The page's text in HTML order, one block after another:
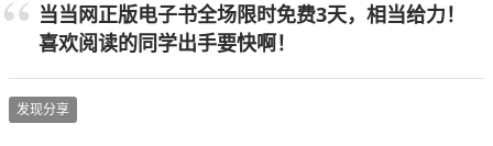
当当网正版电子书全场限时免费3天，相当给力！
喜欢阅读的同学出手要快啊！
发现分享